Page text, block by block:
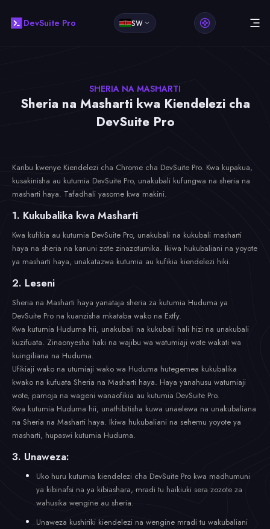
DevSuite Pro SW
SHERIA NA MASHARTI
Sheria na Masharti kwa Kiendelezi cha
DevSuite Pro
Karibu kwenye Kiendelezi cha Chrome cha DevSuite Pro. Kwa kupakua,
kusakinisha au kutumia DevSuite Pro, unakubali kufungwa na sheria na
masharti haya. Tafadhali yasome kwa makini.
1. Kukubalika kwa Masharti
Kwa kufikia au kutumia DevSuite Pro, unakubali na kukubali masharti
haya na sheria na kanuni zote zinazotumika. Ikiwa hukubaliani na yoyote
ya masharti haya, unakatazwa kutumia au kufikia kiendelezi hiki.
2. Leseni
Sheria na Masharti haya yanataja sheria za kutumia Huduma ya
DevSuite Pro na kuanzisha mkataba wako na Extfy.
Kwa kutumia Huduma hii, unakubali na kukubali hali hizi na unakubali
kuzifuata. Zinaonyesha haki na wajibu wa watumiaji wote wakati wa
kuingiliana na Huduma.
Ufikiaji wako na utumiaji wako wa Huduma hutegemea kukubalika
kwako na kufuata Sheria na Masharti haya. Haya yanahusu watumiaji
wote, pamoja na wageni wanaofikia au kutumia DevSuite Pro.
Kwa kutumia Huduma hii, unathibitisha kuwa unaelewa na unakubaliana
na Sheria na Masharti haya. Ikiwa hukubaliani na sehemu yoyote ya
masharti, hupaswi kutumia Huduma.
3. Unaweza:
Uko huru kutumia kiendelezi cha DevSuite Pro kwa madhumuni
ya kibinafsi na ya kibiashara, mradi tu haikiuki sera zozote za
wahusika wengine au sheria.
Unaweza kushiriki kiendelezi na wengine mradi tu wakubaliani